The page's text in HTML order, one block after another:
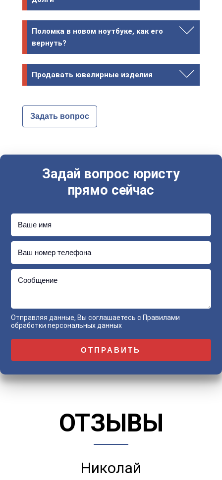
Поломка в новом ноутбуке, как его
вернуть?
Продавать ювелирные изделия
Задать вопрос
Задай вопрос юристу
прямо сейчас
Ваше имя
Ваш номер телефона
Сообщение
Отправляя данные, Вы соглашаетесь сПравилами
обработки персональных данных
ОТЗЫВЫ
Николай